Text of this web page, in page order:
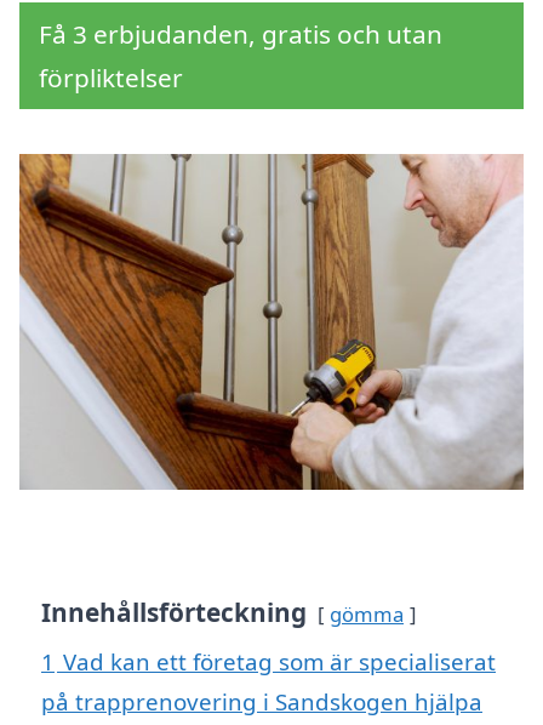
Få 3 erbjudanden, gratis och utan
förpliktelser
Innehållsförteckning gömma
1 Vad kan ett företag som är specialiserat
på trapprenovering i Sandskogen hjälpa